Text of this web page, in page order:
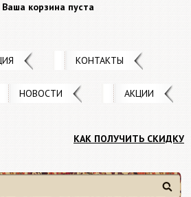
Ваша корзина пуста
КОНТАКТЫ
НОВОСТИ АКЦИИ
КАК ПОЛУЧИТЬ СКИДКУ